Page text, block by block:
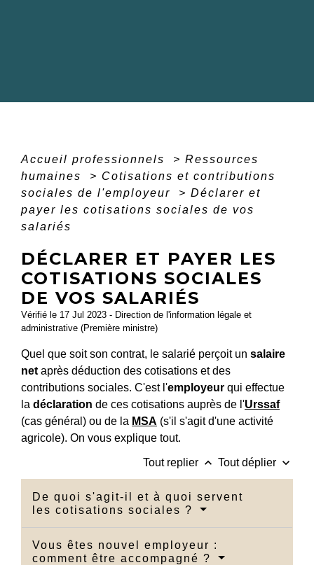
Accueil professionnels > Ressources
humaines
> Cotisations et contributions
sociales de l'employeur
> Déclarer et
payer les cotisations sociales de vos
salariés
DÉCLARER ET PAYER LES
COTISATIONS SOCIALES
DE VOS SALARIÉS
Vérifié le 17 Jul 2023 - Direction de l'information légale et
administrative (Première ministre)
Quel que soit son contrat, le salarié perçoit un salaire
net après déduction des cotisations et des
contributions sociales. C'est l'employeur qui effectue
la déclaration de ces cotisations auprès de l'Urssaf
(cas général) ou de la MSA (s'il s'agit d'une activité
agricole). On vous explique tout.
Tout replier keyboard_arrow_up Tout déplier keyboard_arrow_down
De quoi s'agit-il et à quoi servent
les cotisations sociales ?
Vous êtes nouvel employeur :
comment être accompagné ?